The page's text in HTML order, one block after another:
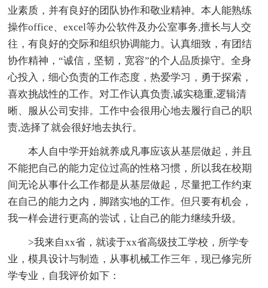
业素质，并有良好的团队协作和敬业精神。本人能熟练
操作office、excel等办公软件及办公室事务,擅长与人交
往，有良好的交际和组织协调能力。认真细致，有团结
协作精神，“诚信，坚韧，宽容”的个人品质操守。全身
心投入，细心负责的工作态度，热爱学习，勇于探索，
喜欢挑战性的工作。对工作认真负责,诚实稳重,逻辑清
晰、服从公司安排。工作中会很用心地去履行自己的职
责,选择了就会很好地去执行。
本人自中学开始就养成凡事应该从基层做起，并且
不能把自己的能力定位过高的性格习惯，所以我在校期
间无论从事什么工作都是从基层做起，尽量把工作约束
在自己的能力之内，脚踏实地的工作。但只要有机会，
我一样会进行更高的尝试，让自己的能力继续升级。
>我来自xx省，就读于xx省高级技工学校，所学专
业，模具设计与制造，从事机械工作三年，现已修完所
学专业，自我评价如下：